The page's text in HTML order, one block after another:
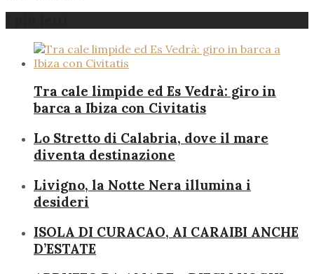
Tra cale limpide ed Es Vedrà: giro in
barca a Ibiza con Civitatis
Lo Stretto di Calabria, dove il mare
diventa destinazione
Livigno, la Notte Nera illumina i
desideri
ISOLA DI CURACAO, AI CARAIBI ANCHE
D’ESTATE